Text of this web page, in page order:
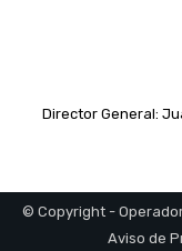
Director General:
© Copyright -
Aviso de